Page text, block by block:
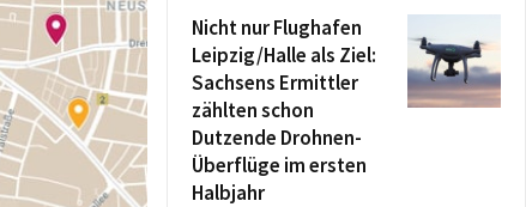
Nicht nur Flughafen
Leipzig/Halle als Ziel:
Sachsens Ermittler
zählten schon
Dutzende Drohnen-
Überflüge im ersten
Halbjahr